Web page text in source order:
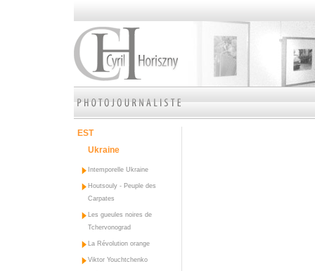
EST
Ukraine
Intemporelle Ukraine
Houtsouly - Peuple des
Carpates
Les gueules noires de
Tchervonograd
La Révolution orange
Viktor Youchtchenko